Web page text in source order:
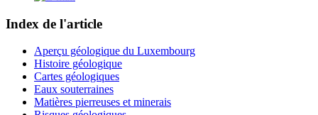
Index de l'article
Aperçu géologique du Luxembourg
Histoire géologique
Cartes géologiques
Eaux souterraines
Matières pierreuses et minerais